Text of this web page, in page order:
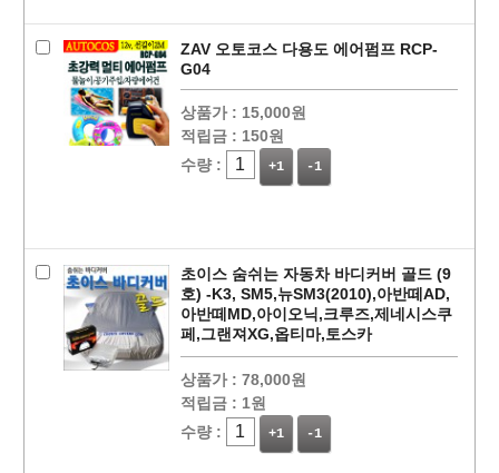
ZAV 오토코스 다용도 에어펌프 RCP-
G04
상품가 : 15,000원
적립금 : 150원
수량 :
+1 -1
초이스 숨쉬는 자동차 바디커버 골드 (9
호) -K3, SM5,뉴SM3(2010),아반떼AD,
아반떼MD,아이오닉,크루즈,제네시스쿠
페,그랜져XG,옵티마,토스카
상품가 : 78,000원
적립금 : 1원
수량 :
+1 -1